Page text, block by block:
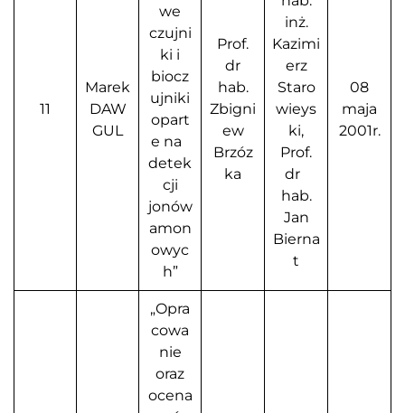
11
Marek
DAW
GUL
we
czujni
ki i
biocz
ujniki
opart
e na
detek
cji
jonów
amon
owyc
h”
Prof.
dr
hab.
Zbigni
ew
Brzóz
ka
inż.
Kazimi
erz
Staro
wieys
ki,
Prof.
dr
hab.
Jan
Bierna
t
08
maja
2001r.
„Opra
cowa
nie
oraz
ocena